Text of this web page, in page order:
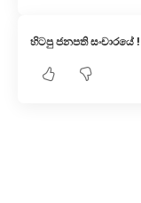
හිටපු ජනපති සංචාරයේ !